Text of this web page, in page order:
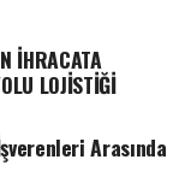
İHRACATA
LOJİSTİĞİ
Arasında